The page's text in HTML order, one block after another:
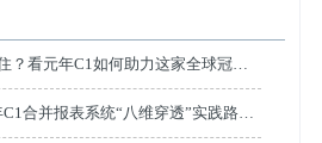
？看元年C1如何助力这家全球冠军
合并报表系统“八维穿透”实践路径